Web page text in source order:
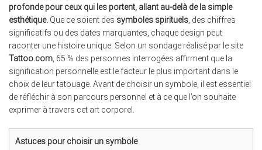
profonde pour ceux qui les portent, allant au-delà de la simple
esthétique. Que ce soient des symboles spirituels , des chiffres
significatifs ou des dates marquantes, chaque design peut
raconter une histoire unique. Selon un sondage réalisé par le site
Tattoo.com , 65 % des personnes interrogées affirment que la
signification personnelle est le facteur le plus important dans le
choix de leur tatouage. Avant de choisir un symbole, il est essentiel
de réfléchir à son parcours personnel et à ce que l’on souhaite
exprimer à travers cet art corporel.
Astuces pour choisir un symbole